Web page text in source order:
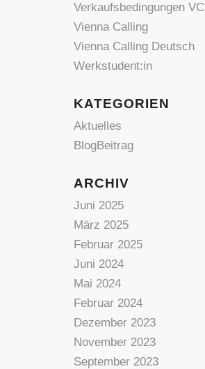
Verkaufsbedingungen VC
Vienna Calling
Vienna Calling Deutsch
Werkstudent:in
KATEGORIEN
Aktuelles
BlogBeitrag
ARCHIV
Juni 2025
März 2025
Februar 2025
Juni 2024
Mai 2024
Februar 2024
Dezember 2023
November 2023
September 2023